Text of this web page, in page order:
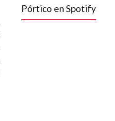
Pórtico en Spotify